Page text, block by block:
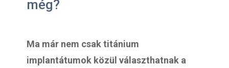
még?
Ma már nem csak titánium
implantátumok közül választhatnak a